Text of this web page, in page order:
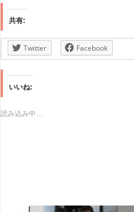
共有:
Twitter Facebook
いいね:
読み込み中…